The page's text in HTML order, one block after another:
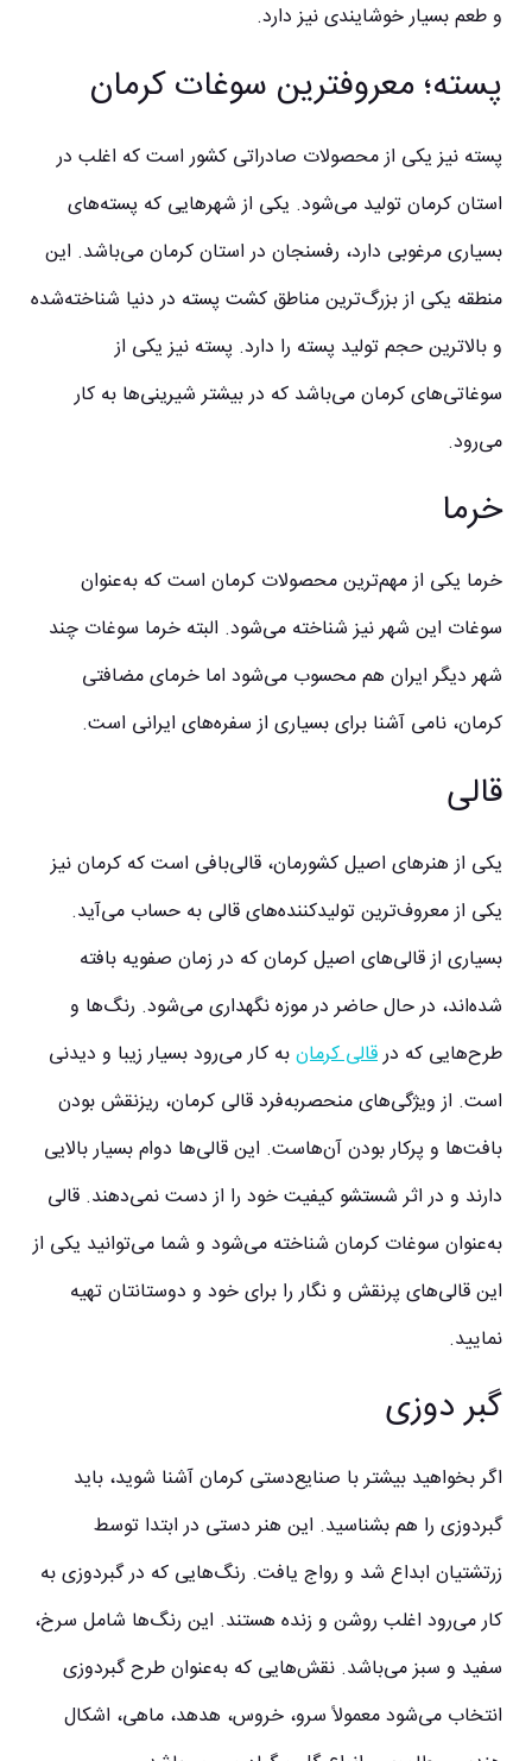
و طعم بسیار خوشایندی نیز دارد.
پسته؛ معروفترین سوغات کرمان
پسته نیز یکی از محصولات صادراتی کشور است که اغلب در
استان کرمان تولید می‌شود. یکی از شهرهایی که پسته‌های
بسیاری مرغوبی دارد، رفسنجان در استان کرمان می‌باشد. این
منطقه یکی از بزرگ‌ترین مناطق کشت پسته در دنیا شناخته‌شده
و بالاترین حجم تولید پسته را دارد. پسته نیز یکی از
سوغاتی‌های کرمان می‌باشد که در بیشتر شیرینی‌ها به کار
می‌رود.
خرما
خرما یکی از مهم‌ترین محصولات کرمان است که به‌عنوان
سوغات این شهر نیز شناخته می‌شود. البته خرما سوغات چند
شهر دیگر ایران هم محسوب می‌شود اما خرمای مضافتی
کرمان، نامی ‌آشنا برای بسیاری از سفره‌های ایرانی است.
قالی
یکی از هنرهای اصیل کشورمان، قالی‌بافی است که کرمان نیز
یکی از معروف‌ترین تولیدکننده‌های قالی به حساب می‌آید.
بسیاری از قالی‌های اصیل کرمان که در زمان صفویه بافته
شده‌اند، در حال حاضر در موزه نگهداری می‌شود. رنگ‌ها و
طرح‌هایی که درقالی کرمانبه کار می‌رود بسیار زیبا و دیدنی
است. از ویژگی‌های منحصربه‌فرد قالی کرمان، ریزنقش بودن
بافت‌ها و پرکار بودن آن‌هاست. این قالی‌ها دوام بسیار بالایی
دارند و در اثر شستشو کیفیت خود را از دست نمی‌دهند. قالی
به‌عنوان سوغات کرمان شناخته می‌شود و شما می‌توانید یکی از
این قالی‌های پرنقش و نگار را برای خود و دوستانتان تهیه
نمایید.
گبر دوزی
اگر بخواهید بیشتر با صنایع‌دستی کرمان آشنا شوید، باید
گبردوزی را هم بشناسید. این هنر دستی در ابتدا توسط
زرتشتیان ابداع شد و رواج یافت. رنگ‌هایی که در گبردوزی به
کار می‌رود اغلب روشن و زنده هستند. این رنگ‌ها شامل سرخ،
سفید و سبز می‌باشد. نقش‌هایی که به‌عنوان طرح گبردوزی
انتخاب می‌شود معمولاً سرو، خروس، هدهد، ماهی، اشکال